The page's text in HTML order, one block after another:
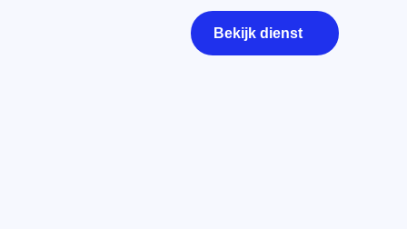
Bekijk dienst